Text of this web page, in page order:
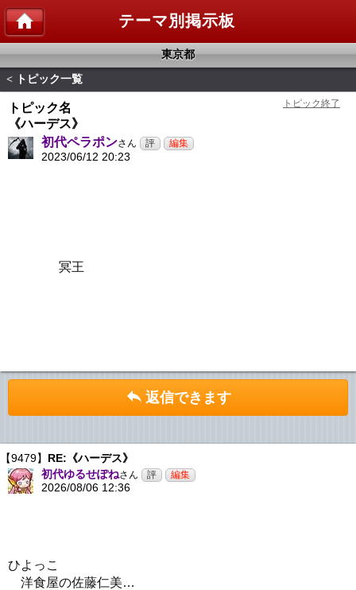
テーマ別掲示板
東京都
< トピック一覧
トピック名
《ハーデス》
初代ペラポンさん
2023/06/12 20:23
冥王
返信できます
【9479】 RE:《ハーデス》
初代ゆるせぽねさん
2026/08/06 12:36
ひよっこ
洋食屋の佐藤仁美…